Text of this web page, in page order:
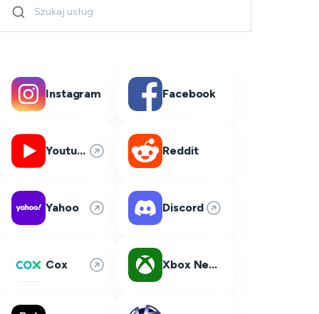
Instagram Facebook
Youtube Reddit
Yahoo Discord
Cox Xbox Network